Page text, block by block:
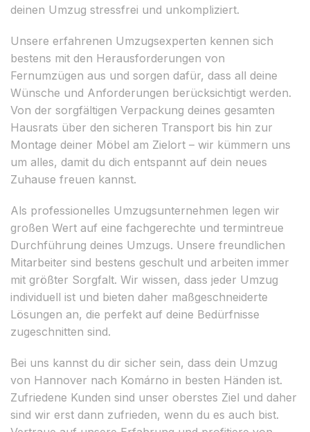
deinen Umzug stressfrei und unkompliziert.
Unsere erfahrenen Umzugsexperten kennen sich
bestens mit den Herausforderungen von
Fernumzügen aus und sorgen dafür, dass all deine
Wünsche und Anforderungen berücksichtigt werden.
Von der sorgfältigen Verpackung deines gesamten
Hausrats über den sicheren Transport bis hin zur
Montage deiner Möbel am Zielort – wir kümmern uns
um alles, damit du dich entspannt auf dein neues
Zuhause freuen kannst.
Als professionelles Umzugsunternehmen legen wir
großen Wert auf eine fachgerechte und termintreue
Durchführung deines Umzugs. Unsere freundlichen
Mitarbeiter sind bestens geschult und arbeiten immer
mit größter Sorgfalt. Wir wissen, dass jeder Umzug
individuell ist und bieten daher maßgeschneiderte
Lösungen an, die perfekt auf deine Bedürfnisse
zugeschnitten sind.
Bei uns kannst du dir sicher sein, dass dein Umzug
von Hannover nach Komárno in besten Händen ist.
Zufriedene Kunden sind unser oberstes Ziel und daher
sind wir erst dann zufrieden, wenn du es auch bist.